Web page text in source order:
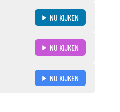
NU KIJKEN
NU KIJKEN
NU KIJKEN